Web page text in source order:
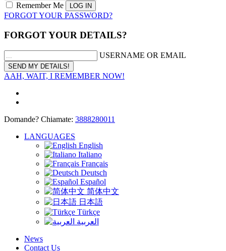
Remember Me
FORGOT YOUR PASSWORD?
FORGOT YOUR DETAILS?
USERNAME OR EMAIL
AAH, WAIT, I REMEMBER NOW!
Domande? Chiamate: 3888280011
LANGUAGES
English
Italiano
Français
Deutsch
Español
简体中文
日本語
Türkçe
العربية
News
Contact Us